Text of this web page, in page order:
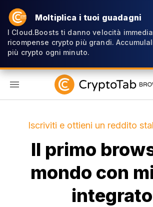
Moltiplica i tuoi guadagni
I Cloud.Boosts ti danno velocità
ricompense crypto più grandi.
più crypto ogni minuto.
Iscriviti e ottieni un reddito
Il primo
mondo con
integrato